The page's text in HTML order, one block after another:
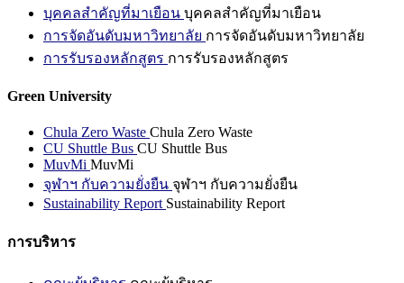
บุคคลสำคัญที่มาเยือน บุคคลสำคัญที่มาเยือน
การจัดอันดับมหาวิทยาลัย การจัดอันดับมหาวิทยาลัย
การรับรองหลักสูตร การรับรองหลักสูตร
Green University
Chula Zero Waste Chula Zero Waste
CU Shuttle Bus CU Shuttle Bus
MuvMi MuvMi
จุฬาฯ กับความยั่งยืน จุฬาฯ กับความยั่งยืน
Sustainability Report Sustainability Report
การบริหาร